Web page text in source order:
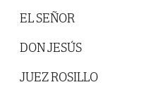
EL SEÑOR
DON JESÚS
JUEZ ROSILLO